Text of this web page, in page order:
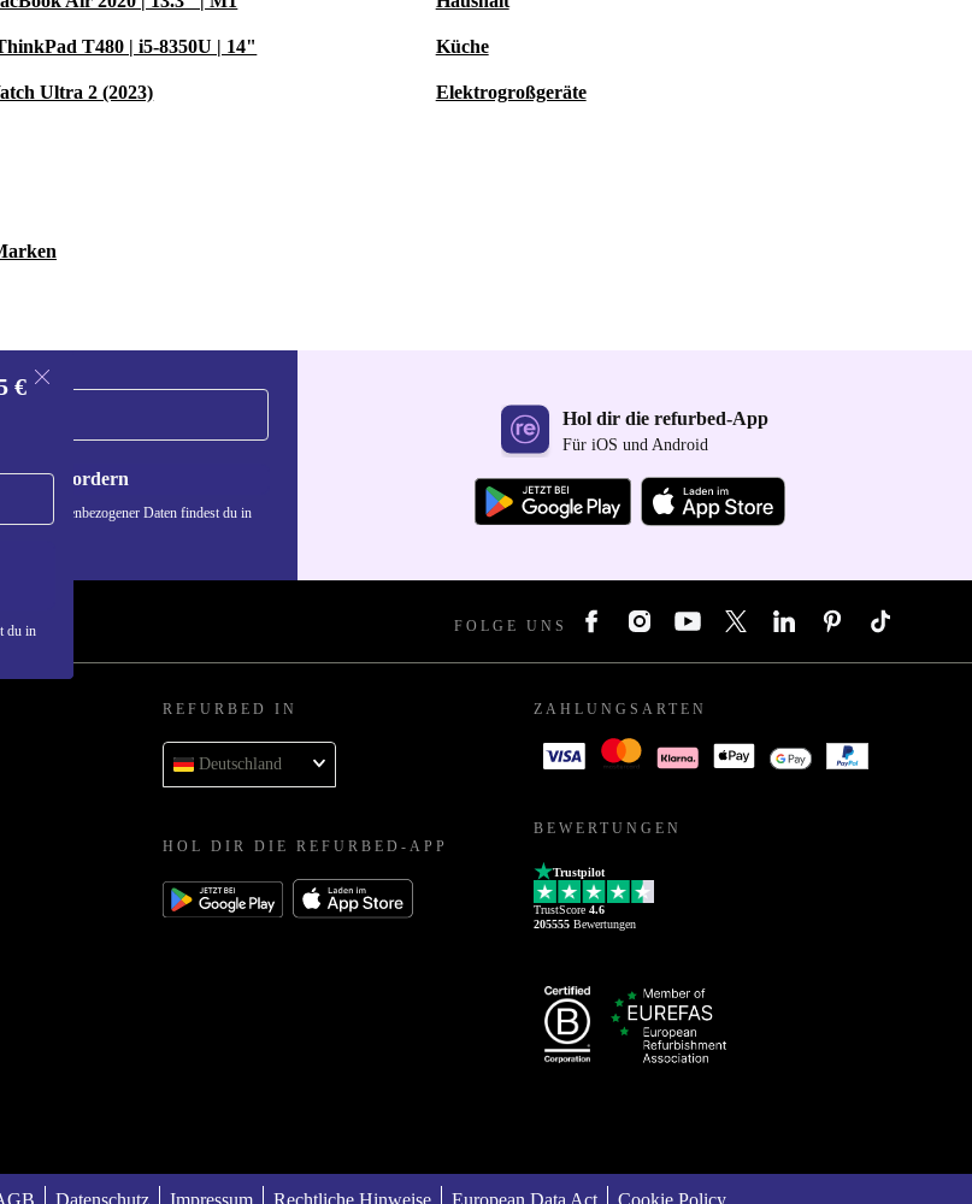
T480 | i5-8350U | 14"
Ultra 2 (2023)
Küche
Elektrogroßgeräte
€
du in
anfordern
personenbezogener Daten findest du in
Hol dir die refurbed-App
Für iOS und Android
FOLGE UNS
REFURBED IN
Deutschland
HOL DIR DIE REFURBED-APP
ZAHLUNGSARTEN
BEWERTUNGEN
Trustpilot
TrustScore 4.6
205555 Bewertungen
Datenschutz Impressum Rechtliche Hinweise European Data Act Cookie Policy